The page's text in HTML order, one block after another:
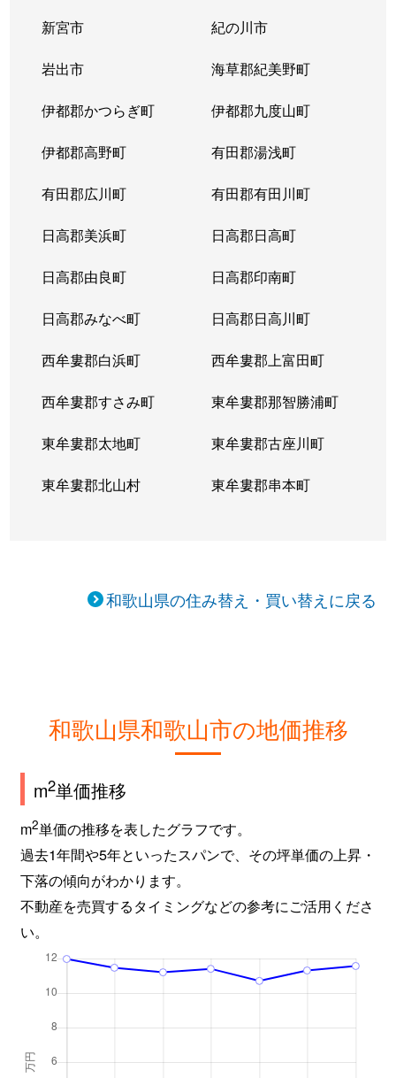
新宮市 紀の川市
岩出市 海草郡紀美野町
伊都郡かつらぎ町 伊都郡九度山町
伊都郡高野町 有田郡湯浅町
有田郡広川町 有田郡有田川町
日高郡美浜町 日高郡日高町
日高郡由良町 日高郡印南町
日高郡みなべ町 日高郡日高川町
西牟婁郡白浜町 西牟婁郡上富田町
西牟婁郡すさみ町 東牟婁郡那智勝浦町
東牟婁郡太地町 東牟婁郡古座川町
東牟婁郡北山村 東牟婁郡串本町
和歌山県の住み替え・買い替えに戻る
和歌山県和歌山市の地価推移
m2単価推移
m2単価の推移を表したグラフです。
過去1年間や5年といったスパンで、その坪単価の上昇・
下落の傾向がわかります。
不動産を売買するタイミングなどの参考にご活用くださ
い。